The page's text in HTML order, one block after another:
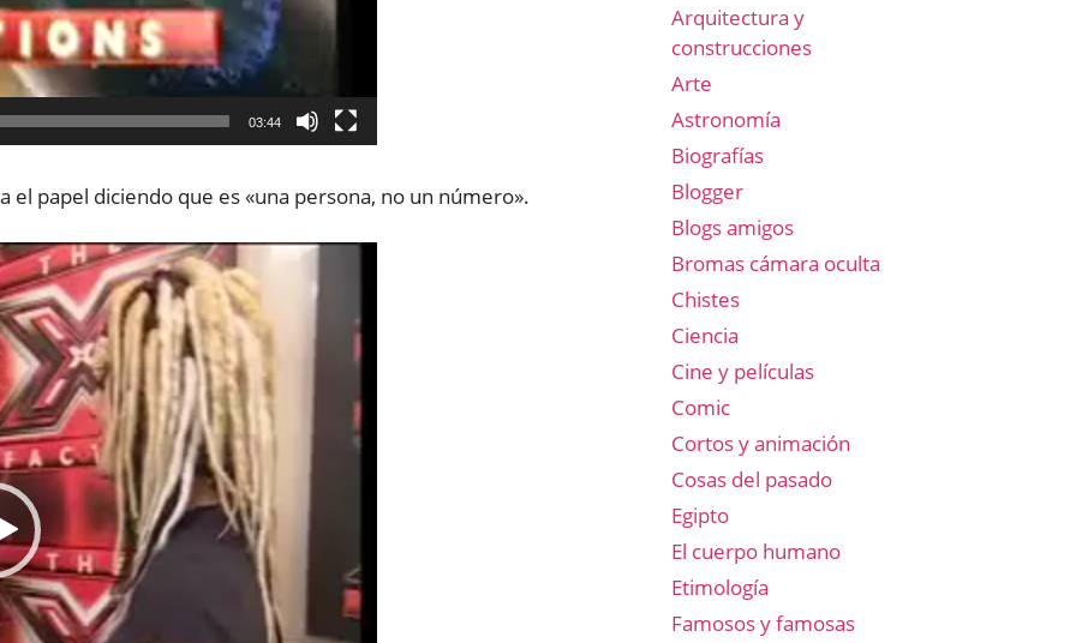
03:44
papel diciendo que es «una persona, no un número».
Arquitectura y
construcciones
Arte
Astronomía
Biografías
Blogger
Blogs amigos
Bromas cámara oculta
Chistes
Ciencia
Cine y películas
Comic
Cortos y animación
Cosas del pasado
Egipto
El cuerpo humano
Etimología
Famosos y famosas